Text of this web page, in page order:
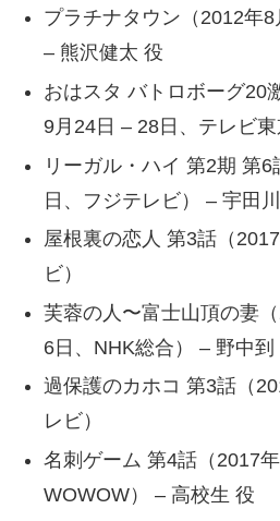
プラチナタウン（2012年8
– 熊沢健太 役
おはスタ バトロボーグ20
9月24日 – 28日、テレビ
リーガル・ハイ 第2期 第
日、フジテレビ） – 宇田
屋根裏の恋人 第3話（
ビ）
芙蓉の人〜富士山頂の妻
6日、NHK総合） – 野中
過保護のカホコ 第3話（
レビ）
名刺ゲーム 第4話（2017
WOWOW） – 高校生 役